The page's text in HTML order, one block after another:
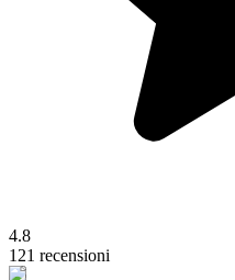
4.8
121 recensioni